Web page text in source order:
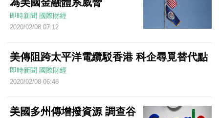
即時新聞 國際財經
2020/02/08 07:12
美傳阻跨太平洋電纜駁香港 科企尋覓替代點
即時新聞 國際財經
2020/02/08 06:48
美國多州傳增撥資源 調查谷